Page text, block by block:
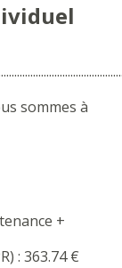
sommes à
+
: 363.74 €